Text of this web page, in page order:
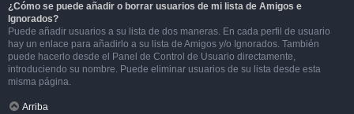
¿Cómo se puede añadir o borrar usuarios de mi lista de Amigos e
Ignorados?
Puede añadir usuarios a su lista de dos maneras. En cada perfil de usuario
hay un enlace para añadirlo a su lista de Amigos y/o Ignorados. También
puede hacerlo desde el Panel de Control de Usuario directamente,
introduciendo su nombre. Puede eliminar usuarios de su lista desde esta
misma página.
Arriba